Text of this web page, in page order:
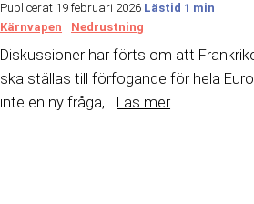
Publicerat 19 februari 2026
Kärnvapen
Nedrustning
Diskussioner har förts om att
ska ställas till förfogande för hela
inte en ny fråga,... Läs mer